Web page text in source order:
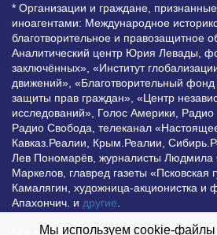
* Организации и граждане,
иноагентами: Международное
благотворительное и правозащитное
Аналитический центр Юрия Левады,
заключённых», «Институт
движений», «Благотворительный
защиты прав граждан», «Центр
исследований», Голос Америки,
Радио Свобода, телеканал
Кавказ.Реалии, Крым.Реалии,
Лев Пономарёв, журналисты Людмила
Маркелов, главред газеты «Псковская
Камалягин, художница-акционистка и
Апахончич. и другие
Все права защищены и охраняются
Мы используем cookie-файлы